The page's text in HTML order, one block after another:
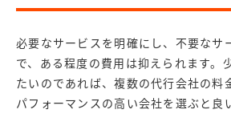
必要なサービスを明確にし、不要なサ
で、ある程度の費用は抑えられます。
たいのであれば、複数の代行会社の料
パフォーマンスの高い会社を選ぶと良